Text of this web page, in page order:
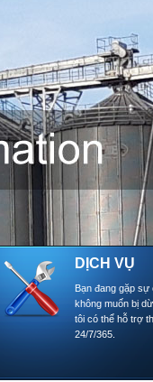
DỊCH VỤ
Bạn đang gặp
không muốn bị
tôi có thể hỗ trợ
24/7/365.